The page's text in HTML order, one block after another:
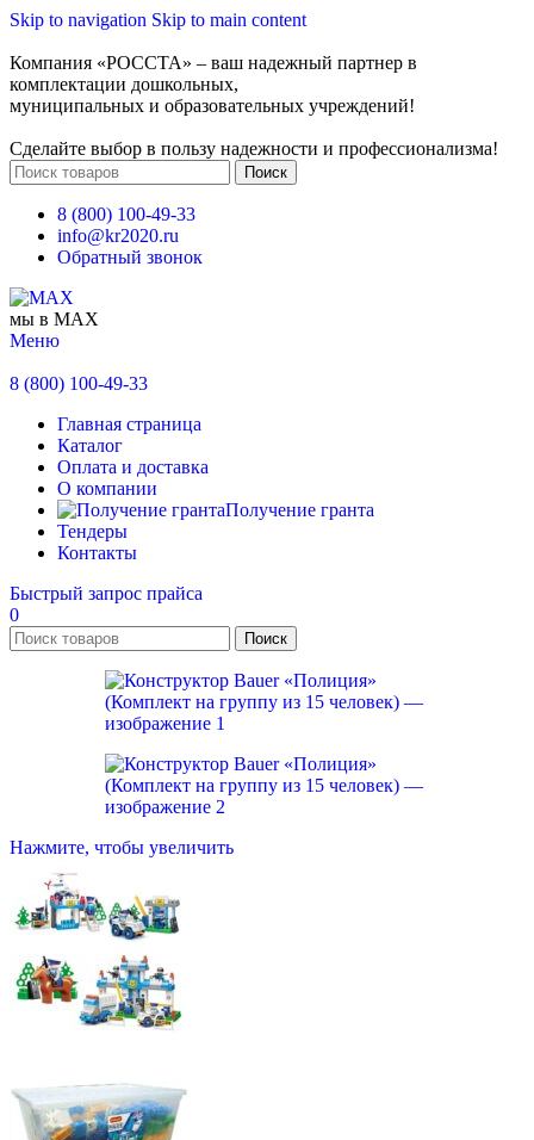
Skip to navigation Skip to main content
Компания «РОССТА» – ваш надежный партнер в
комплектации дошкольных,
муниципальных и образовательных учреждений!
Сделайте выбор в пользу надежности и профессионализма!
Поиск
8 (800) 100-49-33
info@kr2020.ru
Обратный звонок
мы в MAX
Меню
8 (800) 100-49-33
Главная страница
Каталог
Оплата и доставка
О компании
Получение гранта
Тендеры
Контакты
Быстрый запрос прайса
0
Поиск
Нажмите, чтобы увеличить